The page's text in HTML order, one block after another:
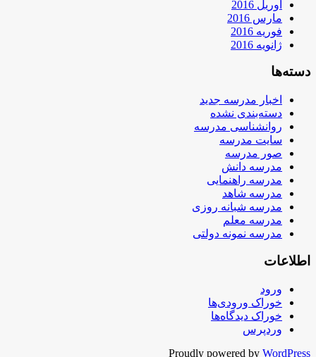
آوریل 2016
مارس 2016
فوریه 2016
ژانویه 2016
دسته‌ها
اخبار مدرسه جدید
دسته‌بندی نشده
روانشناسی مدرسه
سایت مدرسه
صور مدرسه
مدرسه دانش
مدرسه راهنمایی
مدرسه شاهد
مدرسه شبانه روزی
مدرسه معلم
مدرسه نمونه دولتی
اطلاعات
ورود
خوراک ورودی‌ها
خوراک دیدگاه‌ها
وردپرس
Proudly powered by WordPress